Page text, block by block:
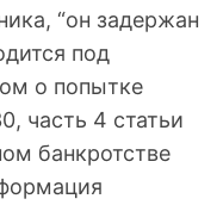
“он задержан
под
о попытке
часть 4 статьи
банкротстве